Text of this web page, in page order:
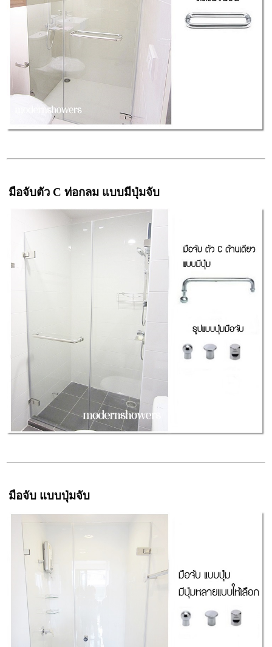
มือจับตัว C ท่อกลม แบบมีปุ่มจับ
มือจับ แบบปุ่มจับ